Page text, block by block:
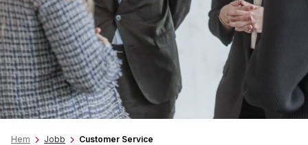
Hem Jobb Customer Service